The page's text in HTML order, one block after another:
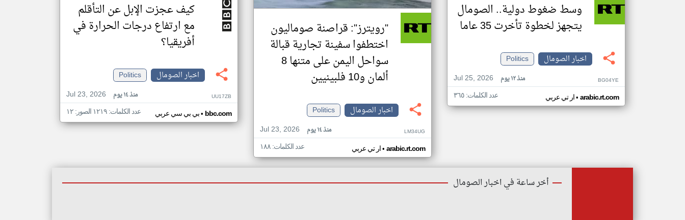
وسط ضغوط دولية.. الصومال
يتجهز لخطوة تأخرت 35 عاما
اخبار الصومال
Politics
Jul 25, 2026
منذ ١٢ يوم BG04YE
ار تي عربي• arabic.rt.com عدد الكلمات: ٣٦٥
"رويترز": قراصنة صوماليون
اختطفوا سفينة تجارية قبالة
سواحل اليمن على متنها 8
ألمان و10 فلبينيين
اخبار الصومال
Politics
Jul 23, 2026
منذ ١٤ يوم LM34UG
ار تي عربي• arabic.rt.com عدد الكلمات: ١٨٨
كيف عجزت الإبل عن التأقلم
مع ارتفاع درجات الحرارة في
أفريقيا؟
اخبار الصومال
Politics
Jul 23, 2026
منذ ١٤ يوم UU17ZB
بي بي سي عربي• bbc.com عدد الكلمات: ١٢١٩ الصور: ١٢
أخر ساعة في اخبار الصومال